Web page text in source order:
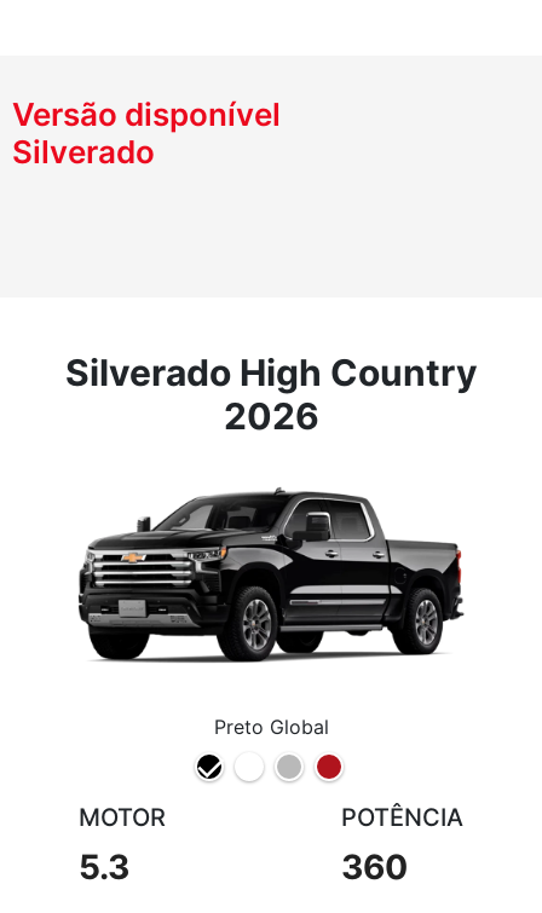
Versão disponível
Silverado
Silverado High Country
2026
Preto Global
MOTOR
5.3
POTÊNCIA
360